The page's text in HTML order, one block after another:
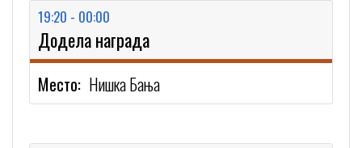
19:20 - 00:00
Додела награда
Место: Нишка Бања